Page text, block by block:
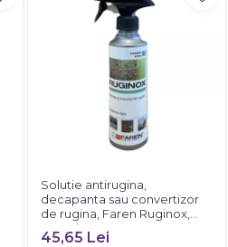
Solutie antirugina,
decapanta sau convertizor
de rugina, Faren Ruginox,
250 ml
45,65 Lei